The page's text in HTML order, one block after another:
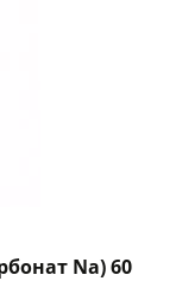
Na) 60